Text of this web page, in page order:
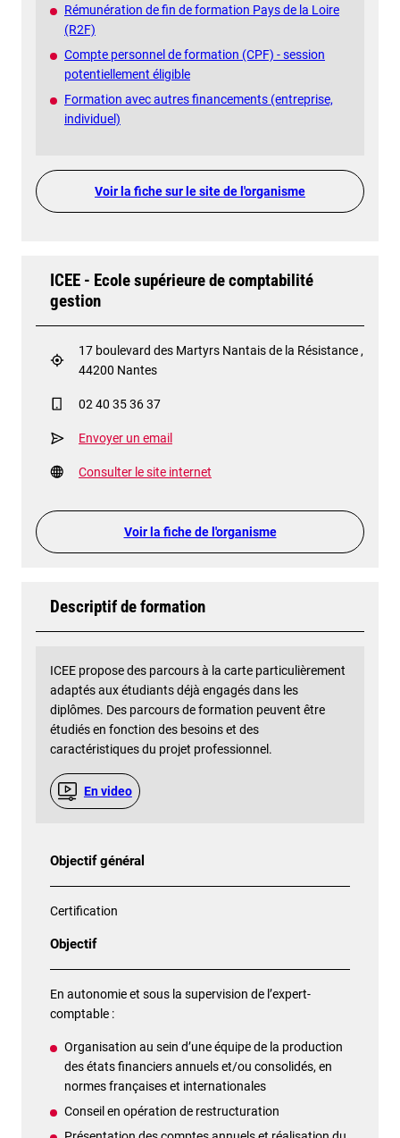
Rémunération de fin de formation Pays de la Loire
(R2F)
Compte personnel de formation (CPF) - session
potentiellement éligible
Formation avec autres financements (entreprise,
individuel)
Voir la fiche sur le site de l'organisme
ICEE - Ecole supérieure de comptabilité
gestion
17 boulevard des Martyrs Nantais de la Résistance ,
44200 Nantes
02 40 35 36 37
Envoyer un email
Consulter le site internet
Voir la fiche de l'organisme
Descriptif de formation
ICEE propose des parcours à la carte particulièrement
adaptés aux étudiants déjà engagés dans les
diplômes. Des parcours de formation peuvent être
étudiés en fonction des besoins et des
caractéristiques du projet professionnel.
En video
Objectif général
Certification
Objectif
En autonomie et sous la supervision de l’expert-
comptable :
Organisation au sein d’une équipe de la production
des états financiers annuels et/ou consolidés, en
normes françaises et internationales
Conseil en opération de restructuration